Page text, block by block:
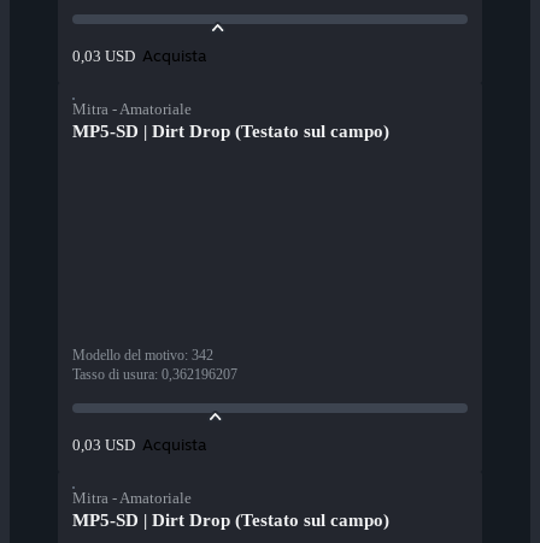
0,03 USD Acquista
Mitra - Amatoriale
MP5-SD | Dirt Drop (Testato sul campo)
Modello del motivo: 342
Tasso di usura: 0,362196207
0,03 USD Acquista
Mitra - Amatoriale
MP5-SD | Dirt Drop (Testato sul campo)